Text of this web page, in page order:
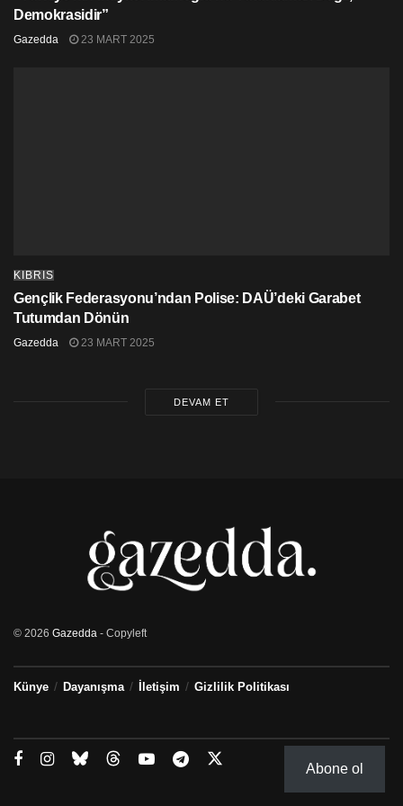
Demokrasidir”
Gazedda 23 MART 2025
KIBRIS
Gençlik Federasyonu’ndan Polise: DAÜ’deki Garabet
Tutumdan Dönün
Gazedda 23 MART 2025
DEVAM ET
© 2026 Gazedda - Copyleft
Künye Dayanışma İletişim Gizlilik Politikası
Abone ol